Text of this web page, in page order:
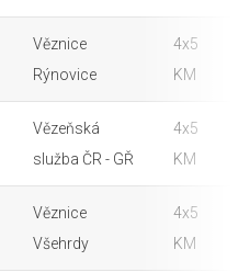
Věznice
Rýnovice
4x5
KM
Vězeňská
služba ČR - GŘ
4x5
KM
Věznice
Všehrdy
4x5
KM